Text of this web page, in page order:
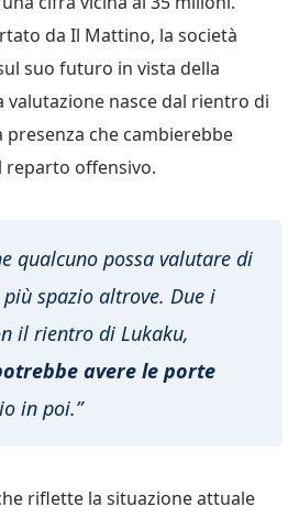
da Il Mattino, la società
suo futuro in vista della
valutazione nasce dal rientro di
presenza che cambierebbe
offensivo.
qualcuno possa valutare di
spazio altrove. Due i
il rientro di Lukaku,
avere le porte
in poi.”
riflette la situazione attuale